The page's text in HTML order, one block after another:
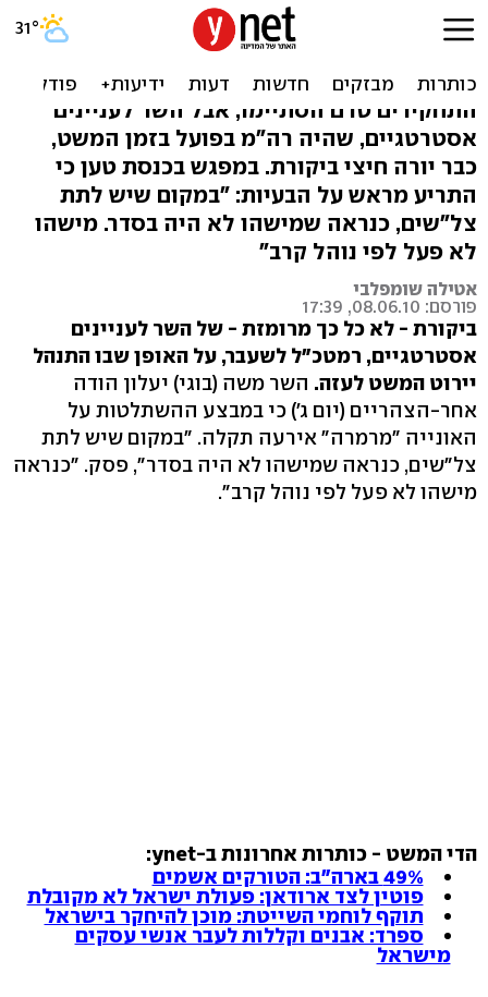
יעלון: לא פעלו לפי נוהל קרב,
ונותרנו בלי צל"שים
התחקירים טרם הסתיימו, אבל השר לעניינים
אסטרטגיים, שהיה רה"מ בפועל בזמן המשט,
כבר יורה חיצי ביקורת. במפגש בכנסת טען כי
התריע מראש על הבעיות: "במקום שיש לתת
צל"שים, כנראה שמישהו לא היה בסדר. מישהו
לא פעל לפי נוהל קרב"
אטילה שומפלבי
פורסם: 08.06.10, 17:39
ביקורת - לא כל כך מרומזת - של השר לעניינים
אסטרטגיים, רמטכ"ל לשעבר, על האופן שבו התנהל
יירוט המשט לעזה. השר משה (בוגי) יעלון הודה
אחר-הצהריים (יום ג') כי במבצע ההשתלטות על
האונייה "מרמרה" אירעה תקלה. "במקום שיש לתת
צל"שים, כנראה שמישהו לא היה בסדר", פסק. "כנראה
מישהו לא פעל לפי נוהל קרב".
הדי המשט - כותרות אחרונות ב-ynet:
49% בארה"ב: הטורקים אשמים
פוטין לצד ארודאן: פעולת ישראל לא מקובלת
תוקף לוחמי השייטת: מוכן להיחקר בישראל
ספרד: אבנים וקללות לעבר אנשי עסקים
מישראל